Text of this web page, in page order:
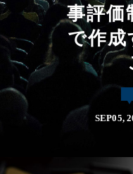
事評価
で作
SEP05,